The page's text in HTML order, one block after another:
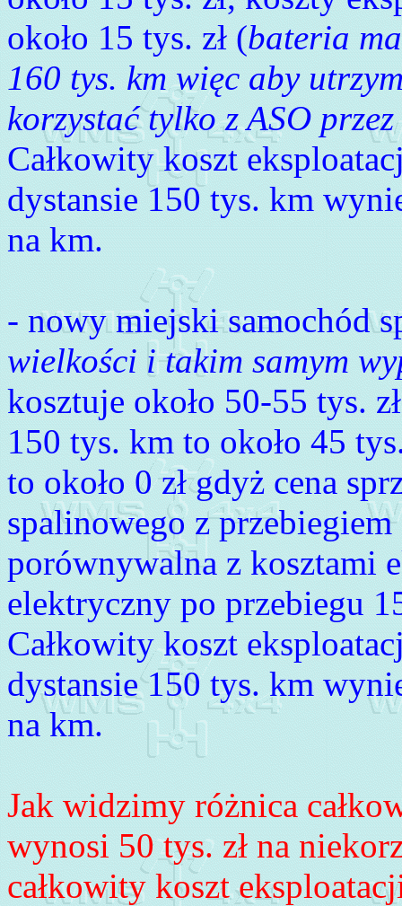
około 15 tys. zł (bateria
160 tys. km więc aby
korzystać tylko z ASO
Całkowity koszt
dystansie 150 tys. km
na km.
- nowy miejski samochód
wielkości i takim samym
kosztuje około 50-55 tys.
150 tys. km to około 45
to około 0 zł gdyż cena
spalinowego z
porównywalna z kosztami
elektryczny po przebiegu
Całkowity koszt
dystansie 150 tys. km
na km.
Jak widzimy różnica
wynosi 50 tys. zł na
całkowity koszt